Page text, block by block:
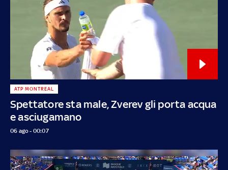
Spettatore sta male, Zverev gli porta acqua
e asciugamano
ATP MONTREAL
06 ago - 00:07